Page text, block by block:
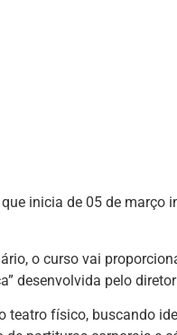
inicia de 05 de março
o curso vai
desenvolvida pelo
físico, buscando